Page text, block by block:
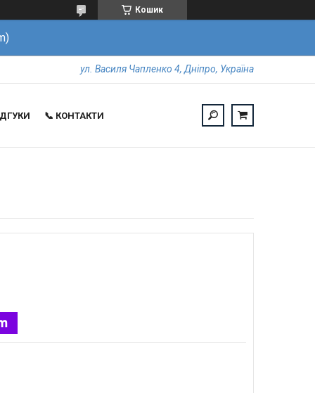
Кошик
ул. Василя Чапленко 4, Дніпро, Україна
📞 КОНТАКТИ